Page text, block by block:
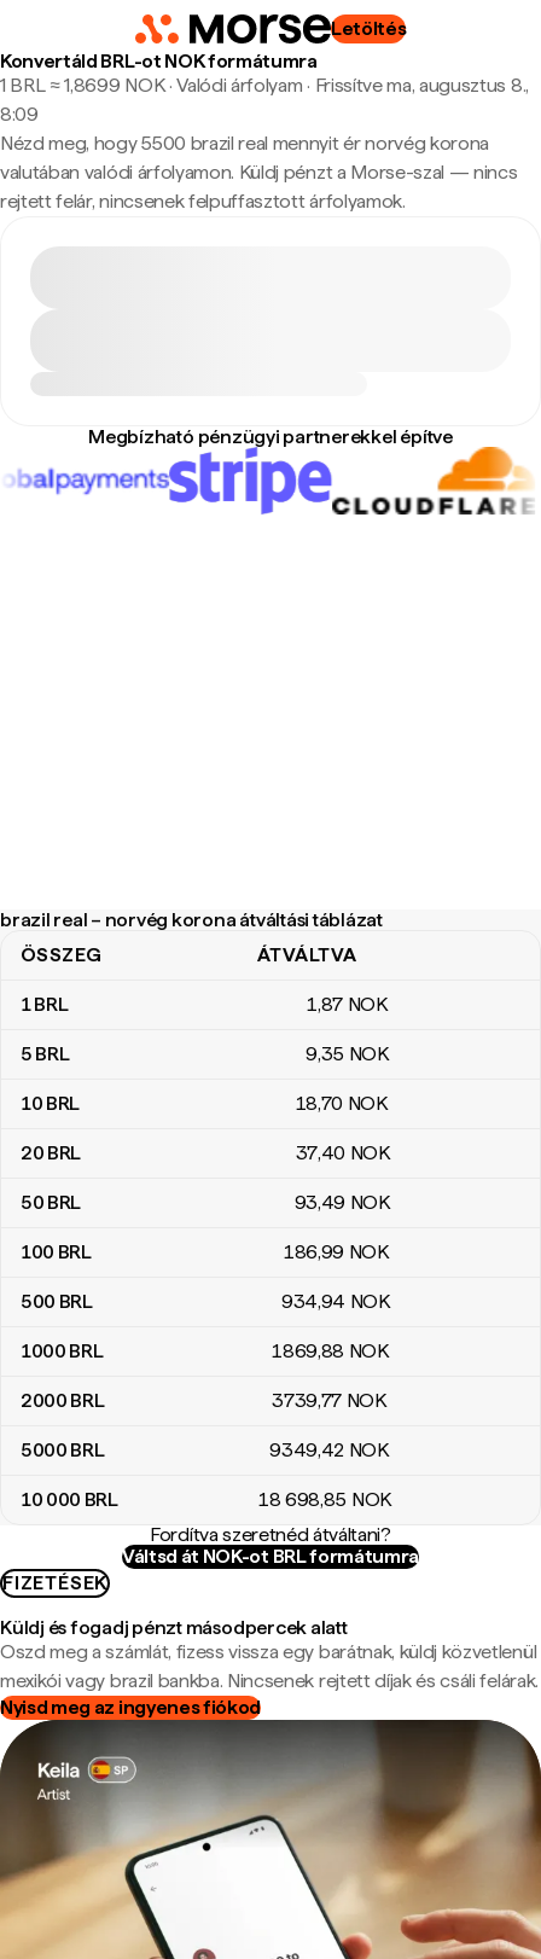
Letöltés
Konvertáld BRL-ot NOK formátumra
1 BRL ≈ 1,8699 NOK · Valódi árfolyam · Frissítve ma, augusztus 8.,
8:09
Nézd meg, hogy 5500 brazil real mennyit ér norvég korona
valutában valódi árfolyamon. Küldj pénzt a Morse-szal — nincs
rejtett felár, nincsenek felpuffasztott árfolyamok.
Megbízható pénzügyi partnerekkel építve
brazil real – norvég korona átváltási táblázat
brazil real – norvég korona átváltási táblázat
ÖSSZEG ÁTVÁLTVA
1BRL 1,87 NOK
5 BRL 9,35 NOK
10 BRL 18,70 NOK
20 BRL 37,40 NOK
50 BRL 93,49 NOK
100 BRL 186,99 NOK
500 BRL 934,94 NOK
1000 BRL 1869,88 NOK
2000 BRL 3739,77 NOK
5000 BRL 9349,42 NOK
10 000 BRL 18 698,85 NOK
Fordítva szeretnéd átváltani?
Váltsd át NOK-ot BRL formátumra
FIZETÉSEK
Küldj és fogadj pénzt másodpercek alatt
Oszd meg a számlát, fizess vissza egy barátnak, küldj közvetlenül
mexikói vagy brazil bankba. Nincsenek rejtett díjak és csáli felárak.
Nyisd meg az ingyenes fiókod